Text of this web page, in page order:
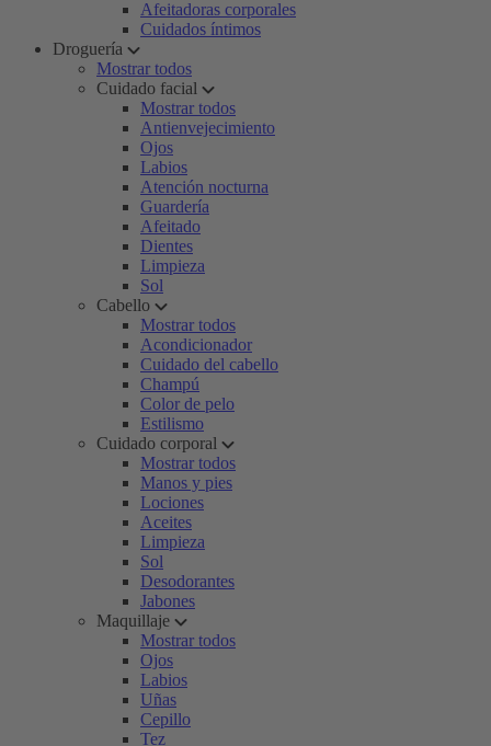
Afeitadoras corporales
Cuidados íntimos
Droguería
Mostrar todos
Cuidado facial
Mostrar todos
Antienvejecimiento
Ojos
Labios
Atención nocturna
Guardería
Afeitado
Dientes
Limpieza
Sol
Cabello
Mostrar todos
Acondicionador
Cuidado del cabello
Champú
Color de pelo
Estilismo
Cuidado corporal
Mostrar todos
Manos y pies
Lociones
Aceites
Limpieza
Sol
Desodorantes
Jabones
Maquillaje
Mostrar todos
Ojos
Labios
Uñas
Cepillo
Tez